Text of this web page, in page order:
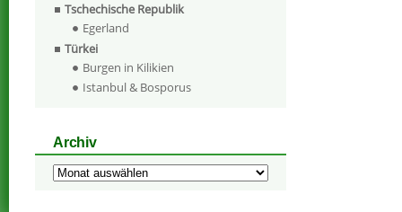
Tschechische Republik
Egerland
Türkei
Burgen in Kilikien
Istanbul & Bosporus
Archiv
Archiv